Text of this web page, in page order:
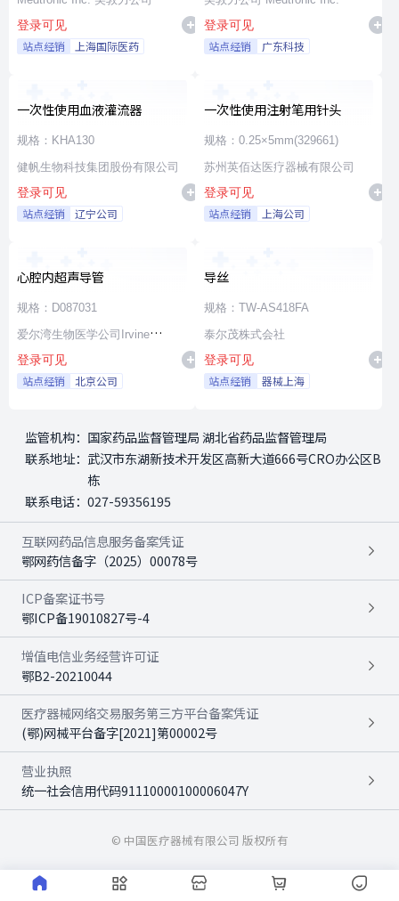
登录可见
站点经销 上海国际医药
登录可见
站点经销 广东科技
一次性使用血液灌流器
规格：KHA130
健帆生物科技集团股份有限公司
登录可见
站点经销 辽宁公司
一次性使用注射笔用针头
规格：0.25×5mm(329661)
苏州英佰达医疗器械有限公司
登录可见
站点经销 上海公司
心腔内超声导管
规格：D087031
爱尔湾生物医学公司Irvine
Biomedical,Inc. a St. Jude
Medical Company
登录可见
站点经销 北京公司
导丝
规格：TW-AS418FA
泰尔茂株式会社
登录可见
站点经销 器械上海
监管机构： 国家药品监督管理局 湖北省药品监督管理局
联系地址： 武汉市东湖新技术开发区高新大道666号CRO办公区B
栋
联系电话： 027-59356195
互联网药品信息服务备案凭证
鄂网药信备字（2025）00078号
ICP备案证书号
鄂ICP备19010827号-4
增值电信业务经营许可证
鄂B2-20210044
医疗器械网络交易服务第三方平台备案凭证
(鄂)网械平台备字[2021]第00002号
营业执照
统一社会信用代码91110000100006047Y
© 中国医疗器械有限公司 版权所有